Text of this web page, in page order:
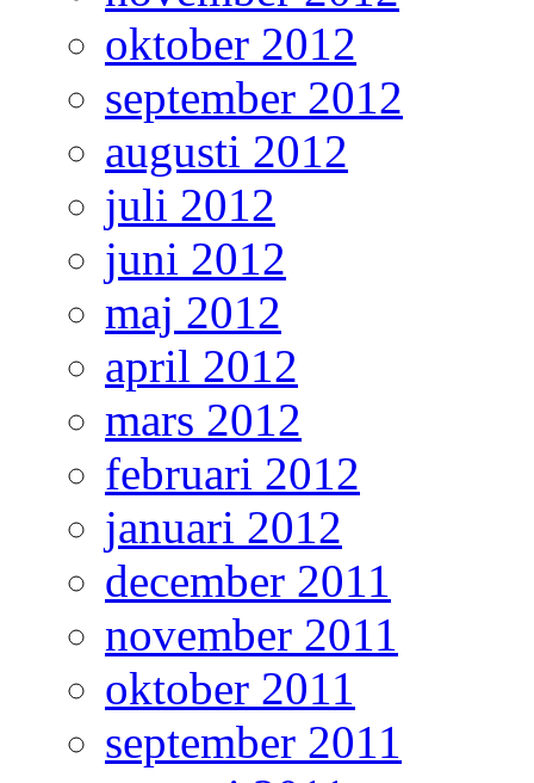
oktober 2012
september 2012
augusti 2012
juli 2012
juni 2012
maj 2012
april 2012
mars 2012
februari 2012
januari 2012
december 2011
november 2011
oktober 2011
september 2011